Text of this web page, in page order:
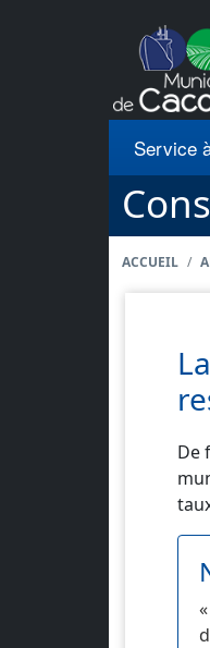
Service
ACCUEIL
De